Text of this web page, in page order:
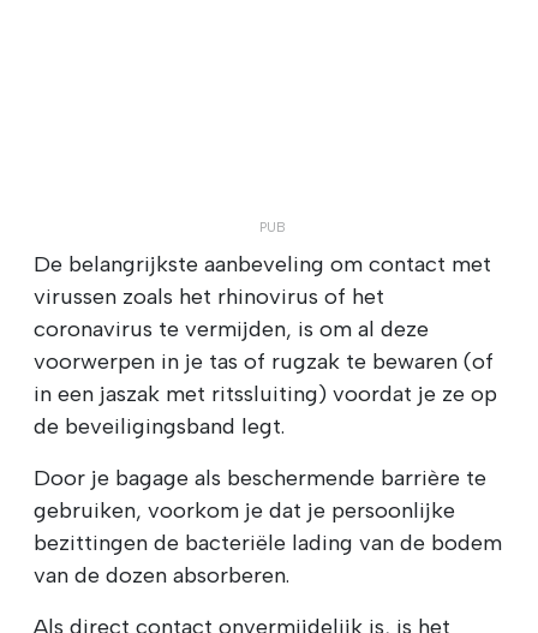
De belangrijkste aanbeveling om contact met
virussen zoals het rhinovirus of het
coronavirus te vermijden, is om al deze
voorwerpen in je tas of rugzak te bewaren (of
in een jaszak met ritssluiting) voordat je ze op
de beveiligingsband legt.
Door je bagage als beschermende barrière te
gebruiken, voorkom je dat je persoonlijke
bezittingen de bacteriële lading van de bodem
van de dozen absorberen.
Als direct contact onvermijdelijk is, is het